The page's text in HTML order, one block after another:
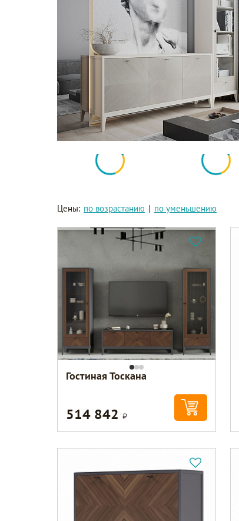
Цены: по возрастанию | по уменьшению
Гостиная Тоскана
514 842Р